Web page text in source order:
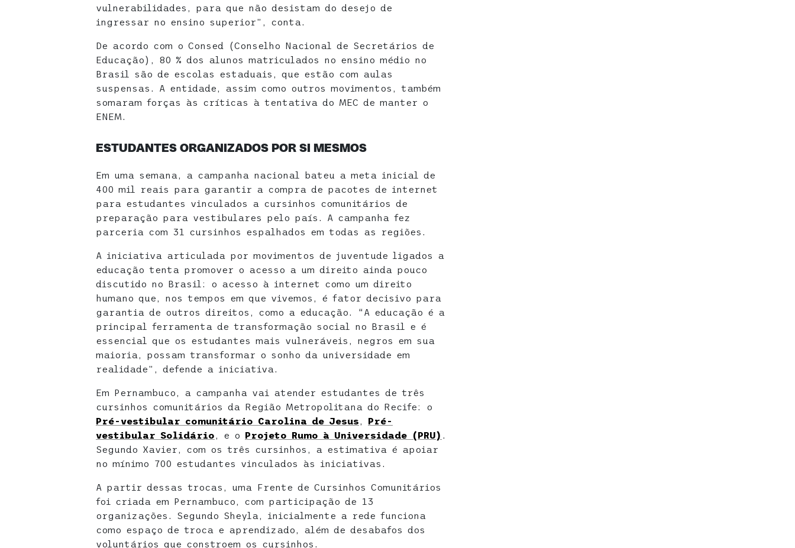
vulnerabilidades, para que não desistam do desejo de
ingressar no ensino superior”, conta.
De acordo com o Consed (Conselho Nacional de Secretários de
Educação), 80 % dos alunos matriculados no ensino médio no
Brasil são de escolas estaduais, que estão com aulas
suspensas. A entidade, assim como outros movimentos, também
somaram forças às críticas à tentativa do MEC de manter o
ENEM.
ESTUDANTES ORGANIZADOS POR SI MESMOS
Em uma semana, a campanha nacional bateu a meta inicial de
400 mil reais para garantir a compra de pacotes de internet
para estudantes vinculados a cursinhos comunitários de
preparação para vestibulares pelo país. A campanha fez
parceria com 31 cursinhos espalhados em todas as regiões.
A iniciativa articulada por movimentos de juventude ligados a
educação tenta promover o acesso a um direito ainda pouco
discutido no Brasil: o acesso à internet como um direito
humano que, nos tempos em que vivemos, é fator decisivo para
garantia de outros direitos, como a educação. “A educação é a
principal ferramenta de transformação social no Brasil e é
essencial que os estudantes mais vulneráveis, negros em sua
maioria, possam transformar o sonho da universidade em
realidade”, defende a iniciativa.
Em Pernambuco, a campanha vai atender estudantes de três
cursinhos comunitários da Região Metropolitana do Recife: o
Pré-vestibular comunitário Carolina de Jesus, Pré-
vestibular Solidário, e o Projeto Rumo à Universidade (PRU) .
Segundo Xavier, com os três cursinhos, a estimativa é apoiar
no mínimo 700 estudantes vinculados às iniciativas.
A partir dessas trocas, uma Frente de Cursinhos Comunitários
foi criada em Pernambuco, com participação de 13
organizações. Segundo Sheyla, inicialmente a rede funciona
como espaço de troca e aprendizado, além de desabafos dos
voluntários que constroem os cursinhos.